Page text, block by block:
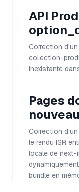
API
Correction
collection-
inexistante
Pages
Correction
le rendu ISR
locale de next-
bundle en